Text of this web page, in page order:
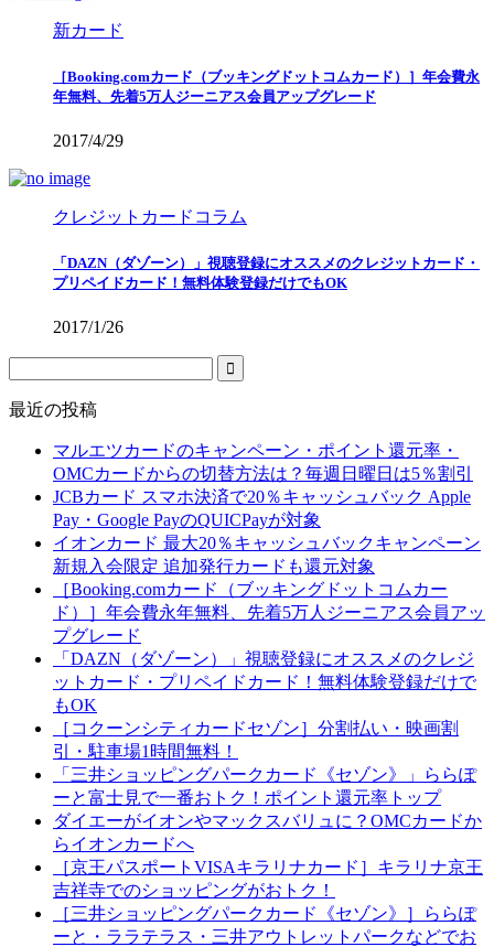
新カード
［Booking.comカード（ブッキングドットコムカード）］年会費永
年無料、先着5万人ジーニアス会員アップグレード
2017/4/29
クレジットカードコラム
「DAZN（ダゾーン）」視聴登録にオススメのクレジットカード・
プリペイドカード！無料体験登録だけでもOK
2017/1/26
最近の投稿
マルエツカードのキャンペーン・ポイント還元率・
OMCカードからの切替方法は？毎週日曜日は5％割引
JCBカード スマホ決済で20％キャッシュバック Apple
Pay・Google PayのQUICPayが対象
イオンカード 最大20％キャッシュバックキャンペーン
新規入会限定 追加発行カードも還元対象
［Booking.comカード（ブッキングドットコムカー
ド）］年会費永年無料、先着5万人ジーニアス会員アッ
プグレード
「DAZN（ダゾーン）」視聴登録にオススメのクレジ
ットカード・プリペイドカード！無料体験登録だけで
もOK
［コクーンシティカードセゾン］分割払い・映画割
引・駐車場1時間無料！
「三井ショッピングパークカード《セゾン》」ららぽ
ーと富士見で一番おトク！ポイント還元率トップ
ダイエーがイオンやマックスバリュに？OMCカードか
らイオンカードへ
［京王パスポートVISAキラリナカード］キラリナ京王
吉祥寺でのショッピングがおトク！
［三井ショッピングパークカード《セゾン》］ららぽ
ーと・ララテラス・三井アウトレットパークなどでお